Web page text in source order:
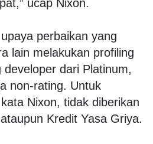
ucap Nixon.
perbaikan yang
lain melakukan profiling
dari Platinum,
non-rating. Untuk
Nixon, tidak diberikan
Kredit Yasa Griya.